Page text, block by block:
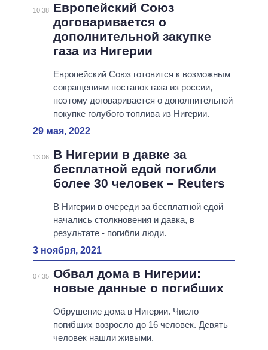
10:38
Европейский Союз
договаривается о
дополнительной закупке
газа из Нигерии
Европейский Союз готовится к возможным
сокращениям поставок газа из россии,
поэтому договаривается о дополнительной
покупке голубого топлива из Нигерии.
29 мая, 2022
13:06
В Нигерии в давке за
бесплатной едой погибли
более 30 человек – Reuters
В Нигерии в очереди за бесплатной едой
начались столкновения и давка, в
результате - погибли люди.
3 ноября, 2021
07:35 Обвал дома в Нигерии:
новые данные о погибших
Обрушение дома в Нигерии. Число
погибших возросло до 16 человек. Девять
человек нашли живыми.